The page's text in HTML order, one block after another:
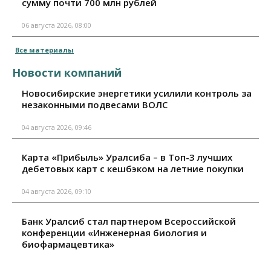
06 августа 2026, 08:00
Все материалы
Новости компаний
Новосибирские энергетики усилили контроль за
незаконными подвесами ВОЛС
04 августа 2026, 09:46
Карта «Прибыль» Уралсиба – в Топ-3 лучших
дебетовых карт с кешбэком на летние покупки
04 августа 2026, 09:10
Банк Уралсиб стал партнером Всероссийской
конференции «Инженерная биология и
биофармацевтика»